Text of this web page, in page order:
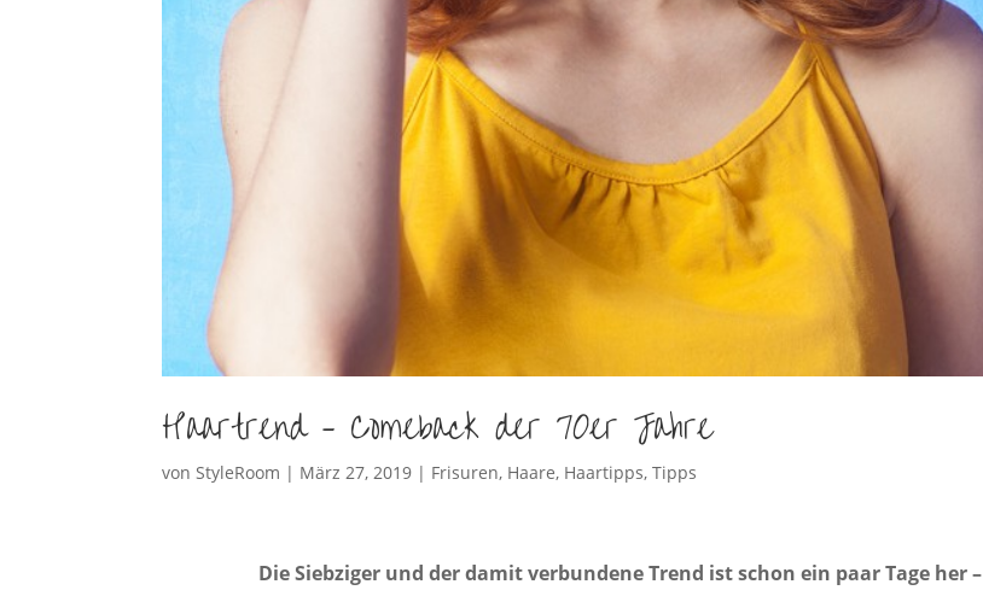
Haartrend – Comeback der 70er Jahre
vonStyleRoom | März 27, 2019 | Frisuren, Haare, Haartipps,Tipps
Die Siebziger und der damit verbundene Trend ist schon ein paar Tage her –